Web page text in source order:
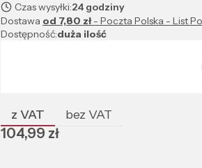
Czas wysyłki:24 godziny
Dostawa od 7,80 zł- Poczta Polska - List
Dostępność:duża ilość
z VAT bez VAT
Cena
104,99 zł